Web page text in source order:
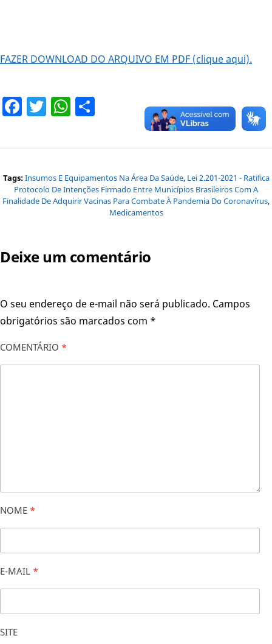
FAZER DOWNLOAD DO ARQUIVO EM PDF (clique aqui).
Facebook
TwitterWhatsApp
Share
Tags:Insumos E Equipamentos Na Área Da Saúde, Lei 2.201-2021 - Ratifica
Protocolo De Intenções Firmado Entre Municípios Brasileiros Com A
Finalidade De Adquirir Vacinas Para Combate À Pandemia Do Coronavírus,
Medicamentos
Deixe um comentário
O seu endereço de e-mail não será publicado. Campos
obrigatórios são marcados com *
COMENTÁRIO *
NOME *
E-MAIL *
SITE